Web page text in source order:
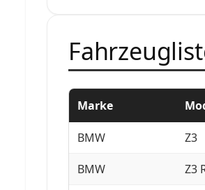
Marke
BMW Z3
BMW Z3